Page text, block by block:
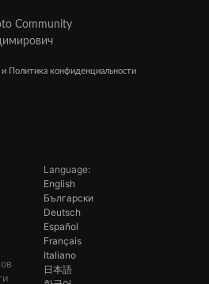
Community
Политика конфиденциальности
Language:
English
Български
Deutsch
Español
Français
Italiano
日本語